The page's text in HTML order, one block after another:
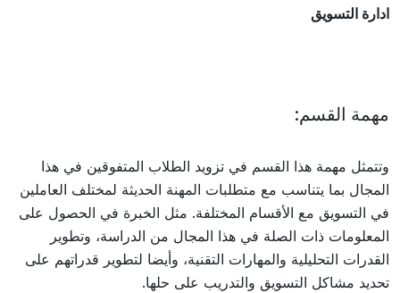
ادارة التسويق
مهمة القسم:
وتتمثل مهمة هذا القسم في تزويد الطلاب المتفوقين في هذا
المجال بما يتناسب مع متطلبات المهنة الحديثة لمختلف العاملين
في التسويق مع الأقسام المختلفة. مثل الخبرة في الحصول على
المعلومات ذات الصلة في هذا المجال من الدراسة، وتطوير
القدرات التحليلية والمهارات التقنية، وأيضا لتطوير قدراتهم على
تحديد مشاكل التسويق والتدريب على حلها.